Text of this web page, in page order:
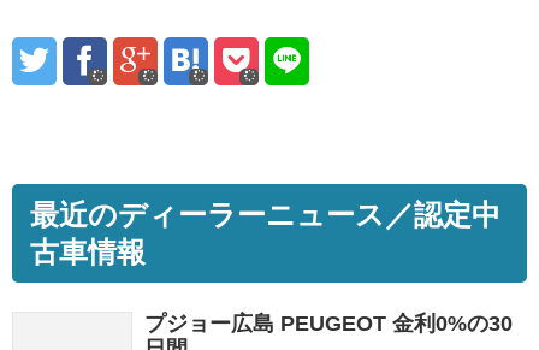
最近のディーラーニュース／認定中
古車情報
プジョー広島 PEUGEOT 金利0%の30